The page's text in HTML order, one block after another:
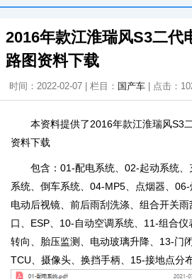
2016年款江淮瑞风S3二代
路图资料下载
时间：2022-02-07 | 栏目： 国产车 | 点击：
本资料提供了2016年款江淮瑞风S3
资料下载
包含：01-配电系统、02-起动系统
系统、倒车系统、04-MP5、点烟器、
电动后视镜、前后雨刮洗涤、组合开关
口、ESP、10-自动空调系统、11-组合
转向、胎压监测、电动玻璃升降、13-门
TCU、摄像头、换挡手柄、15-接地点分